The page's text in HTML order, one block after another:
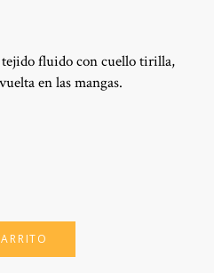
tejido fluido con cuello tirilla,
en las mangas.